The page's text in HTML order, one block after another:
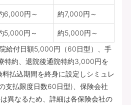
6,000円～ 約7,000円～
5,000円～
約5,000円～
給付日額5,000円（60日型）、手
特約、退院後通院特約3,000円を
払込期間を終身に設定しシミュレ
支払限度日数60日型)、保険会社
異なるため、詳細は各保険会社の